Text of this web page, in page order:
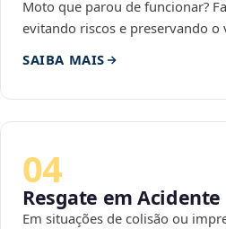
Moto que parou de funcionar?
evitando riscos e preservando o
SAIBA MAIS
04
Resgate em Acidente
Em situações de colisão ou